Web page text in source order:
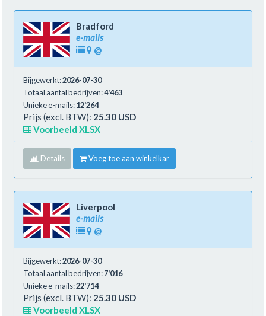
Bradford
e-mails
@
Bijgewerkt:2026-07-30
Totaal aantal bedrijven:4'463
Unieke e-mails:12'264
Prijs (excl. BTW): 25.30 USD
Voorbeeld XLSX
Details Voeg toe aan winkelkar
Liverpool
e-mails
@
Bijgewerkt:2026-07-30
Totaal aantal bedrijven:7'016
Unieke e-mails:22'714
Prijs (excl. BTW): 25.30 USD
Voorbeeld XLSX